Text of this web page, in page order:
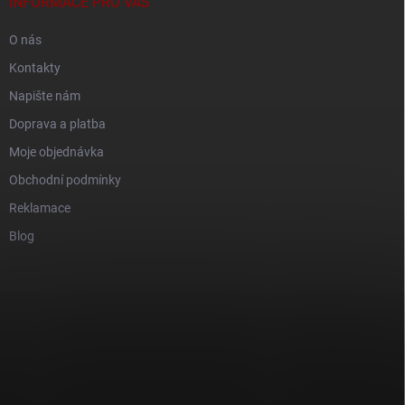
O nás
Kontakty
Napište nám
Doprava a platba
Moje objednávka
Obchodní podmínky
Reklamace
Blog